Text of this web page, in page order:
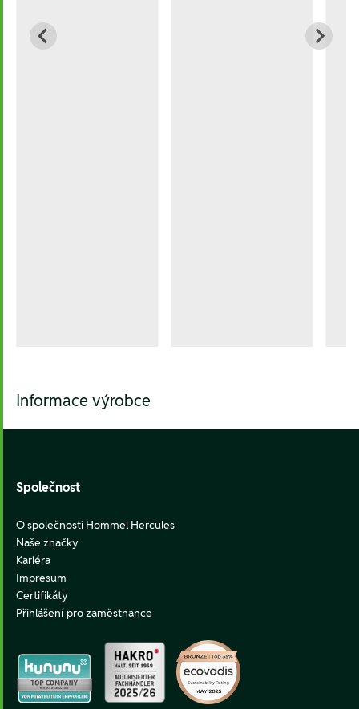
Informace výrobce
Společnost
O společnosti Hommel Hercules
Naše značky
Kariéra
Impresum
Certifikáty
Přihlášení pro zaměstnance